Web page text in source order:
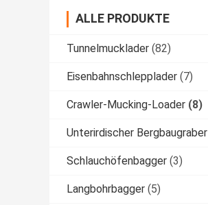
ALLE PRODUKTE
Tunnelmucklader (82)
Eisenbahnschlepplader (7)
Crawler-Mucking-Loader (8)
Unterirdischer Bergbaugraber
Schlauchöfenbagger (3)
Langbohrbagger (5)